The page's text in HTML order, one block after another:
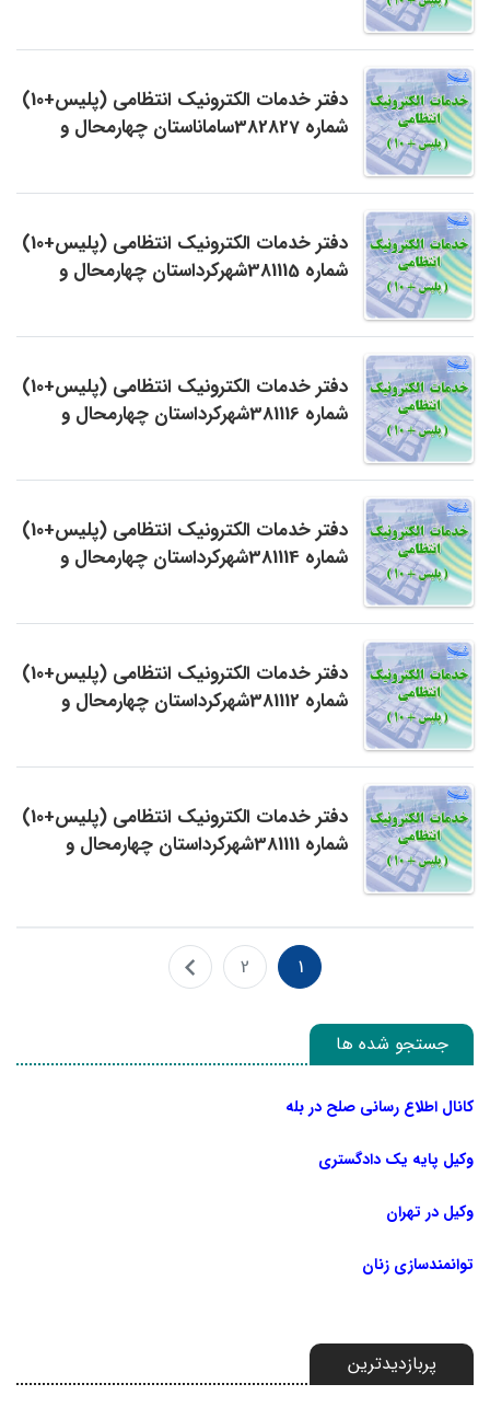
دفتر خدمات الکترونیک انتظامی (پلیس+10)
شماره 382827ساماناستان چهارمحال و
دفتر خدمات الکترونیک انتظامی (پلیس+10)
شماره 381115شهرکرداستان چهارمحال و
دفتر خدمات الکترونیک انتظامی (پلیس+10)
شماره 381116شهرکرداستان چهارمحال و
دفتر خدمات الکترونیک انتظامی (پلیس+10)
شماره 381114شهرکرداستان چهارمحال و
دفتر خدمات الکترونیک انتظامی (پلیس+10)
شماره 381112شهرکرداستان چهارمحال و
دفتر خدمات الکترونیک انتظامی (پلیس+10)
شماره 381111شهرکرداستان چهارمحال و
1
2
جستجو شده ها
کانال اطلاع رسانی صلح در بله
وکیل پایه یک دادگستری
وکیل در تهران
توانمندسازی زنان
پربازدیدترین